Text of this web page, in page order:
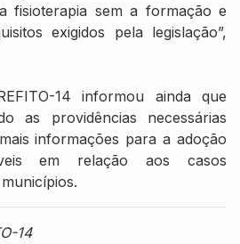
fisioterapia sem a formação e
exigidos pela legislação”,
14 informou ainda que
as providências necessárias
informações para a adoção
em relação aos casos
14